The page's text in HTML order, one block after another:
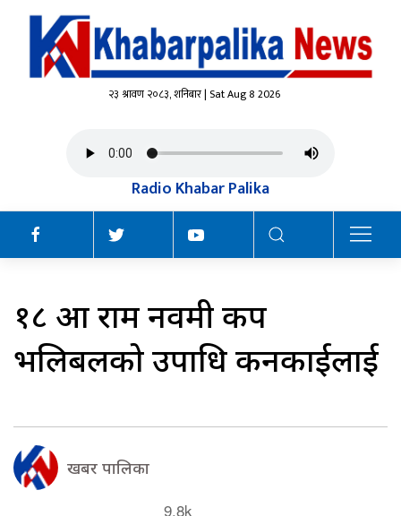
२३ श्रावण २०८३, शनिबार | Sat Aug 8 2026
Radio Khabar Palika
१८ औँ राम नवमी कप
भलिबलको उपाधि कनकाईलाई
खबर पालिका
9.8k